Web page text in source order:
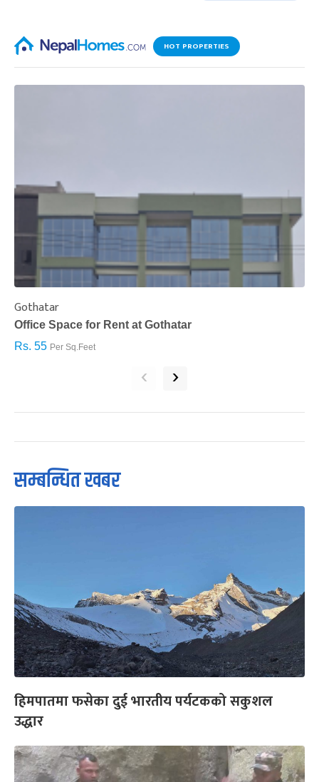
HOT PROPERTIES
Gothatar
Office Space for Rent at Gothatar
Rs. 55 Per Sq.Feet
‹ ›
सम्बन्धित खबर
हिमपातमा फसेका दुई भारतीय पर्यटकको सकुशल
उद्धार